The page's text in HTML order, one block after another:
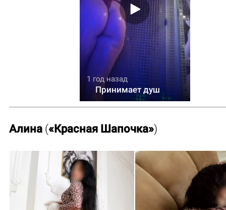
1 год назад
Принимает душ
Алина («Красная Шапочка»)